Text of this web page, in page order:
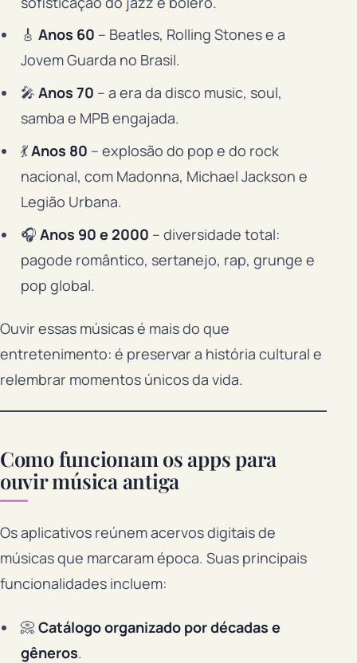
🎸 Anos 60 – Beatles, Rolling Stones e a
Jovem Guarda no Brasil.
🎤 Anos 70 – a era da disco music, soul,
samba e MPB engajada.
💃Anos 80 – explosão do pop e do rock
nacional, com Madonna, Michael Jackson e
Legião Urbana.
🎧 Anos 90 e 2000 – diversidade total:
pagode romântico, sertanejo, rap, grunge e
pop global.
Ouvir essas músicas é mais do que
entretenimento: é preservar a história cultural e
relembrar momentos únicos da vida.
Como funcionam os apps para
ouvir música antiga
Os aplicativos reúnem acervos digitais de
músicas que marcaram época. Suas principais
funcionalidades incluem:
📀 Catálogo organizado por décadas e
gêneros.